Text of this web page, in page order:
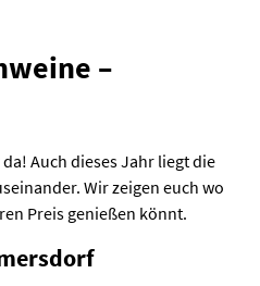
–
Auch dieses Jahr liegt die
Wir zeigen euch wo
Preis genießen könnt.